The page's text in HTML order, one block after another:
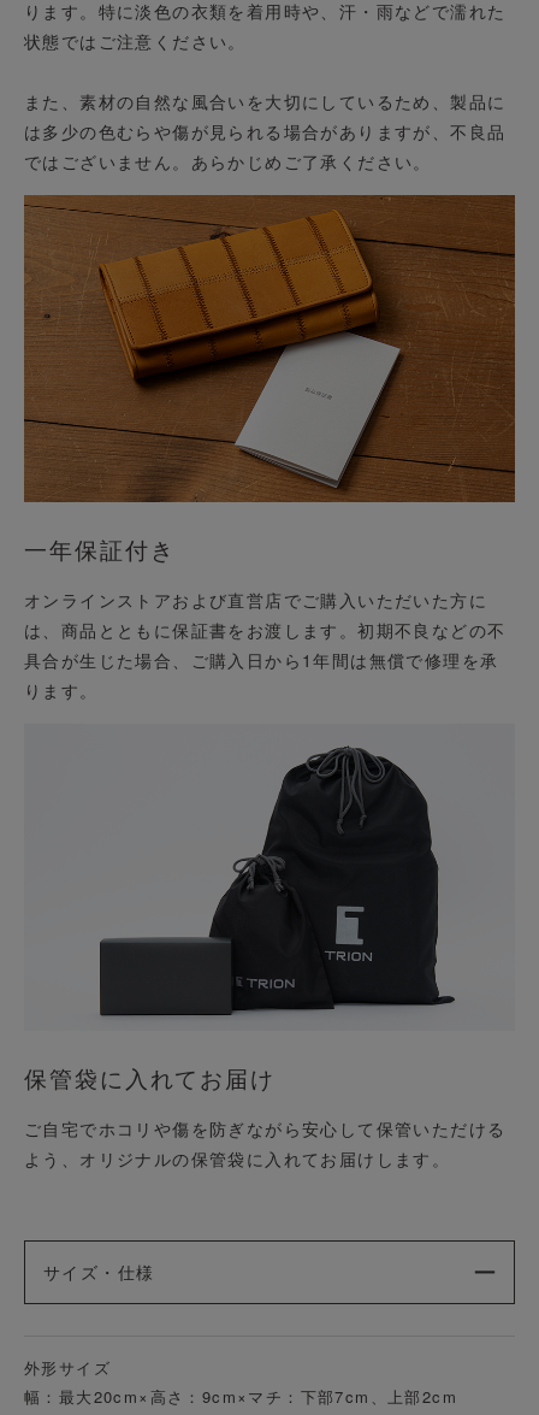
ります。特に淡色の衣類を着用時や、汗・雨などで濡れた
状態ではご注意ください。
また、素材の自然な風合いを大切にしているため、製品に
は多少の色むらや傷が見られる場合がありますが、不良品
ではございません。あらかじめご了承ください。
一年保証付き
オンラインストアおよび直営店でご購入いただいた方に
は、商品とともに保証書をお渡します。初期不良などの不
具合が生じた場合、ご購入日から1年間は無償で修理を承
ります。
保管袋に入れてお届け
ご自宅でホコリや傷を防ぎながら安心して保管いただける
よう、オリジナルの保管袋に入れてお届けします。
サイズ・仕様
外形サイズ
幅：最大20cm×高さ：9cm×マチ：下部7cm、上部2cm